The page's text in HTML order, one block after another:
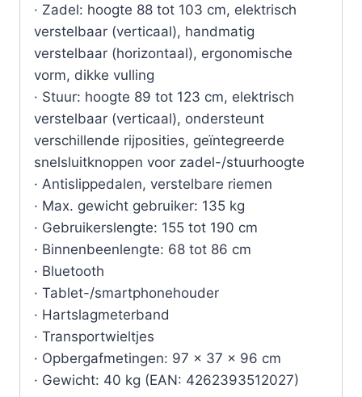
· Zadel: hoogte 88 tot 103 cm, elektrisch
verstelbaar (verticaal), handmatig
verstelbaar (horizontaal), ergonomische
vorm, dikke vulling
· Stuur: hoogte 89 tot 123 cm, elektrisch
verstelbaar (verticaal), ondersteunt
verschillende rijposities, geïntegreerde
snelsluitknoppen voor zadel-/stuurhoogte
· Antislippedalen, verstelbare riemen
· Max. gewicht gebruiker: 135 kg
· Gebruikerslengte: 155 tot 190 cm
· Binnenbeenlengte: 68 tot 86 cm
· Bluetooth
· Tablet-/smartphonehouder
· Hartslagmeterband
· Transportwieltjes
· Opbergafmetingen: 97 × 37 × 96 cm
· Gewicht: 40 kg (EAN: 4262393512027)